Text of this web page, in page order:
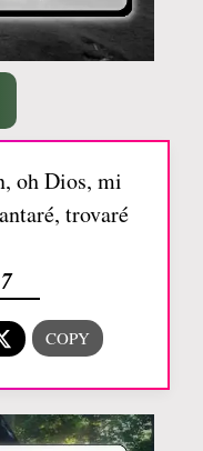
oh Dios, mi
trovaré